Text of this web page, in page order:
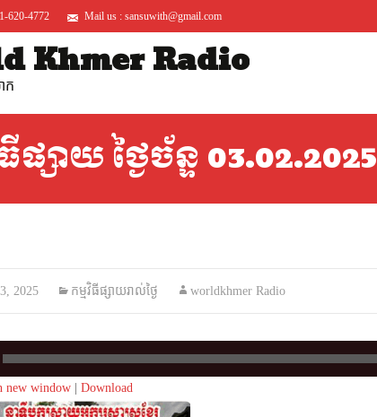
620-4772 Mail us : sansuwith@gmail.com
Khmer Radio
ក
ផ្សាយ ថ្ងៃច័ន្ទ 03.02.2025
2025 កម្មវិធីផ្សាយរាល់ថ្ងៃ worldkhmer Radio
new window Download